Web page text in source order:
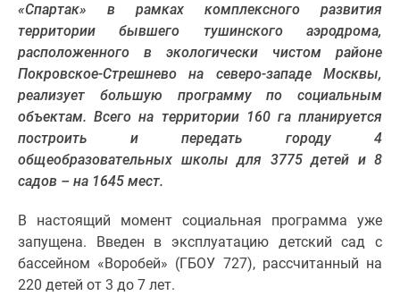
застройщики
Панорамы
новостроек
Видеообзор
новостроек
Экспертиза
новостроек
Экология
Подмосковья
Студии
«Спартак» в рамках комплексного развития
территории бывшего тушинского аэродрома,
расположенного в экологически чистом районе
Покровское-Стрешнево на северо-западе Москвы,
реализует большую программу по социальным
объектам. Всего на территории 160 га планируется
построить и передать городу 4
общеобразовательных школы для 3775 детей и 8
садов – на 1645 мест.
В настоящий момент социальная программа уже
запущена. Введен в эксплуатацию детский сад с
бассейном «Воробей» (ГБОУ 727), рассчитанный на
220 детей от 3 до 7 лет.